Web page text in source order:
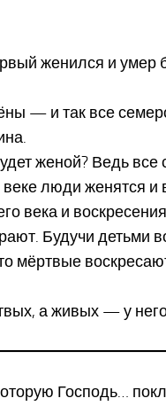
женился и умер
— и так все
женой? Ведь
люди женятся и
века и
Будучи детьми
а живых — у
Господь…